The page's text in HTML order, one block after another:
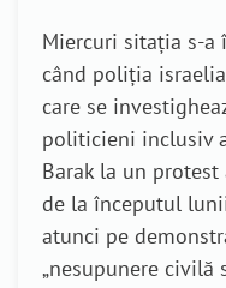
Miercuri sitația s-
când poliția
care se
politicieni inclusiv
Barak la un
de la începutul
atunci pe
„nesupunere